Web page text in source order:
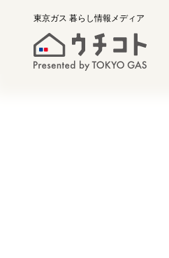
東京ガス 暮らし情報メディア